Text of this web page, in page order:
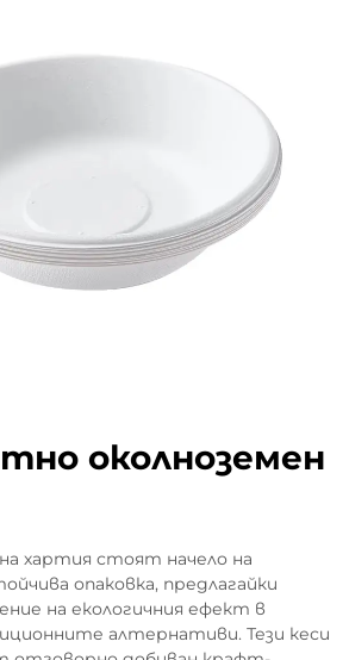
околноземен
хартия стоят начело на
опаковка, предлагайки
на екологичния ефект в
алтернативи. Тези кеси